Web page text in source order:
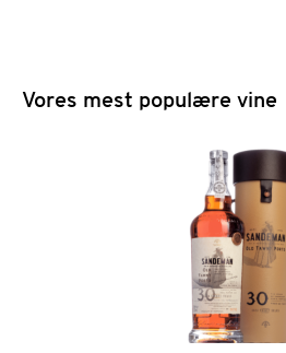
Vores mest populære vine